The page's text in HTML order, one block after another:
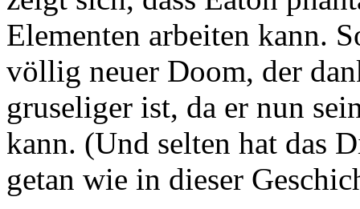
Elementen arbeiten kann.
völlig neuer Doom, der
gruseliger ist, da er nun
kann. (Und selten hat das
getan wie in dieser